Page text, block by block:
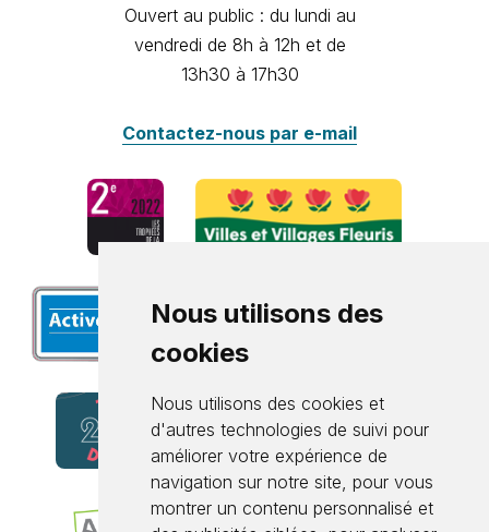
Nous utilisons des
cookies
Nous utilisons des cookies et
d'autres technologies de suivi pour
améliorer votre expérience de
navigation sur notre site, pour vous
montrer un contenu personnalisé et
Ouvert au public : du lundi au
vendredi de 8h à 12h et de
13h30 à 17h30
Contactez-nous par e-mail